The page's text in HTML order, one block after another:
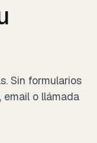
Sin formularios
email o llámada